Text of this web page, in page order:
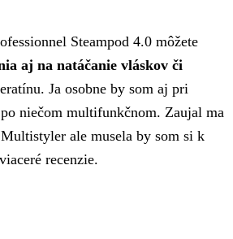
Steampod 4.0 môžete
aj na natáčanie vláskov či
Ja osobne by som aj pri
niečom multifunkčnom. Zaujal ma
ale musela by som si k
recenzie.